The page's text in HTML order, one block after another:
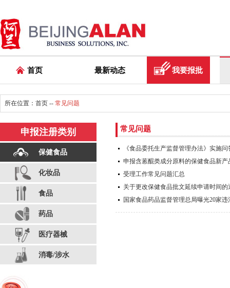
首页 最新动态 我要报批
所在位置： 首页 -- 常见问题
申报注册类别
保健食品
化妆品
食品
药品
医疗器械
消毒/涉水
常见问题
《食品委托生产监督管理办法》实施问
申报含蒽醌类成分原料的保健食品新
受理工作常见问题汇总
关于更改保健食品批文延续申请时间的
国家食品药品监督管理总局曝光20家